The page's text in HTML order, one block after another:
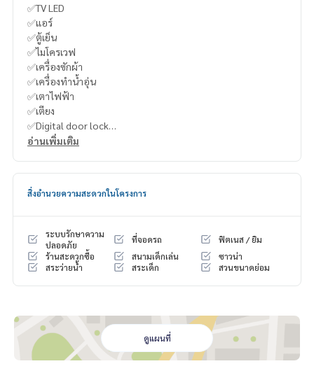
✅TV LED
✅แอร์
✅ตู้เย็น
✅ไมโครเวฟ
✅เครื่องซักผ้า
✅เครื่องทำน้ำอุ่น
✅เตาไฟฟ้า
✅เตียง
✅Digital door lock
----------------------------------------
You can inbox or dm to ask more information, It’s my pleas
093-943-4388
What App+6693-943-4388
LINE ID : @BPP2019
-
#Year
อ่านเพิ่มเติม
สิ่งอำนวยความสะดวกในโครงการ
ระบบรักษาความ
ปลอดภัย
ที่จอดรถ
ฟิตเนส / ยิม
ร้านสะดวกซื้อ
สนามเด็กเล่น
ซาวน่า
สระว่ายน้ำ
สระเด็ก สวนขนาดย่อม
ดูแผนที่